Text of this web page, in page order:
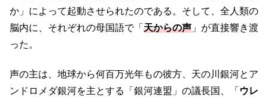
か」によって起動させられたのである。そして、全人類の
脳内に、それぞれの母国語で「 天からの声 」が直接響き渡
った。
声の主は、地球から何百万光年もの彼方、天の川銀河とア
ンドロメダ銀河を主とする「銀河連盟」の議長国、「 ウレ